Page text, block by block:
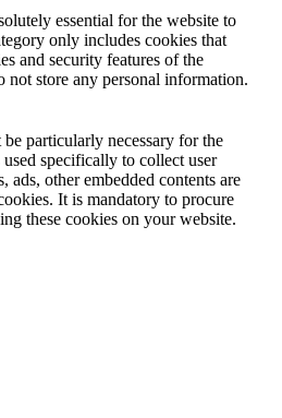
essential for the website to
only includes cookies that
and security features of the
not store any personal information.
particularly necessary for the
specifically to collect user
ads, other embedded contents are
It is mandatory to procure
these cookies on your website.